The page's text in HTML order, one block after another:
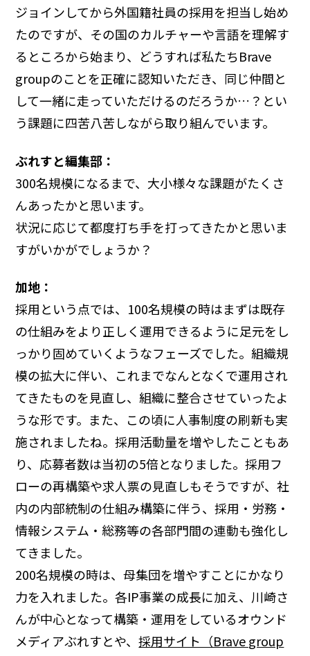
ジョインしてから外国籍社員の採用を担当し始め
たのですが、その国のカルチャーや言語を理解す
るところから始まり、どうすれば私たちBrave
groupのことを正確に認知いただき、同じ仲間と
して一緒に走っていただけるのだろうか…？とい
う課題に四苦八苦しながら取り組んでいます。
ぶれすと編集部：
300名規模になるまで、大小様々な課題がたくさ
んあったかと思います。
状況に応じて都度打ち手を打ってきたかと思いま
すがいかがでしょうか？
加地：
採用という点では、100名規模の時はまずは既存
の仕組みをより正しく運用できるように足元をし
っかり固めていくようなフェーズでした。組織規
模の拡大に伴い、これまでなんとなくで運用され
てきたものを見直し、組織に整合させていったよ
うな形です。また、この頃に人事制度の刷新も実
施されましたね。採用活動量を増やしたこともあ
り、応募者数は当初の5倍となりました。採用フ
ローの再構築や求人票の見直しもそうですが、社
内の内部統制の仕組み構築に伴う、採用・労務・
情報システム・総務等の各部門間の連動も強化し
てきました。
200名規模の時は、母集団を増やすことにかなり
力を入れました。各IP事業の成長に加え、川崎さ
んが中心となって構築・運用をしているオウンド
メディアぶれすとや、採用サイト（Brave group